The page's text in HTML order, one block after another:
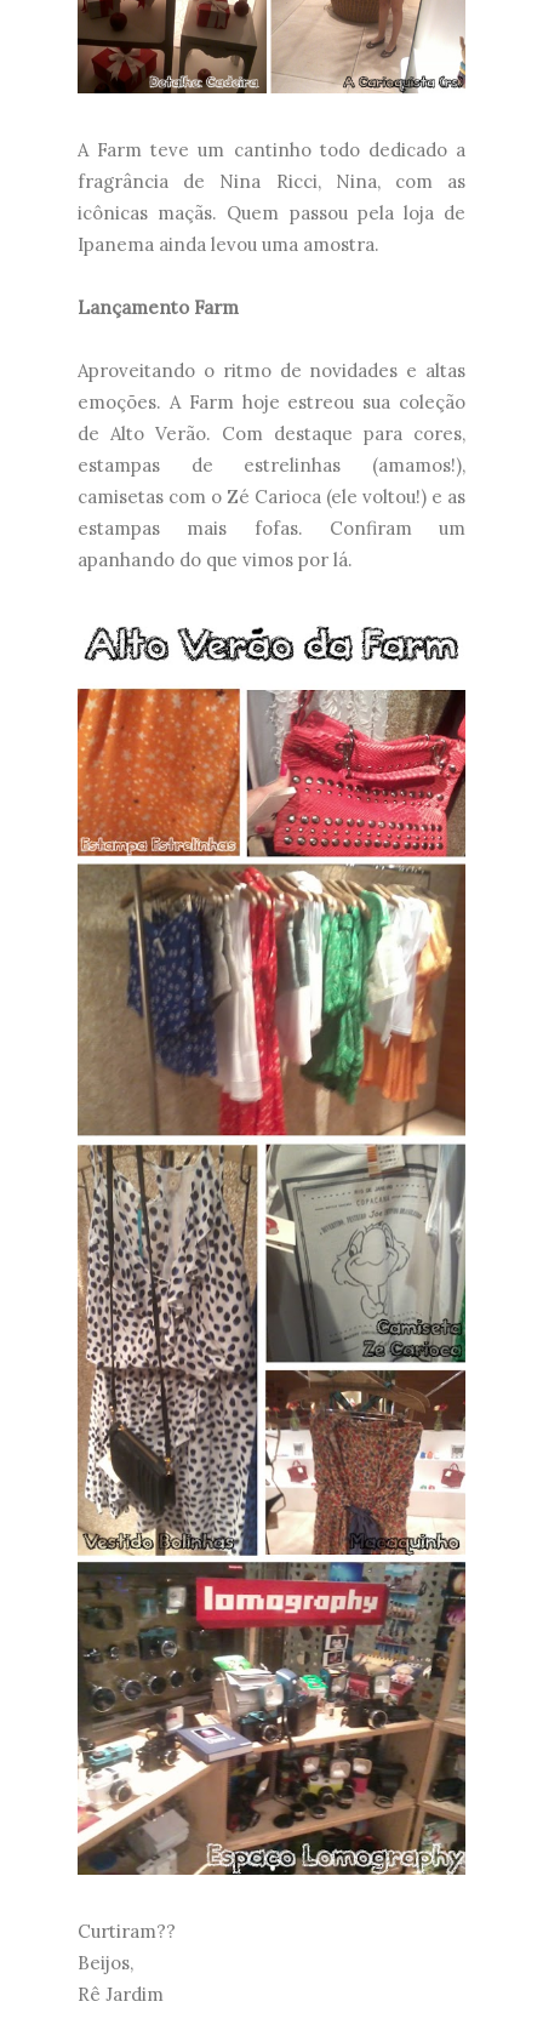
A Farm teve um cantinho todo dedicado a
fragrância de Nina Ricci, Nina, com as
icônicas maçãs. Quem passou pela loja de
Ipanema ainda levou uma amostra.
Lançamento Farm
Aproveitando o ritmo de novidades e altas
emoções. A Farm hoje estreou sua coleção
de Alto Verão. Com destaque para cores,
estampas de estrelinhas (amamos!),
camisetas com o Zé Carioca (ele voltou!) e as
estampas mais fofas. Confiram um
apanhando do que vimos por lá.
Curtiram??
Beijos,
Rê Jardim